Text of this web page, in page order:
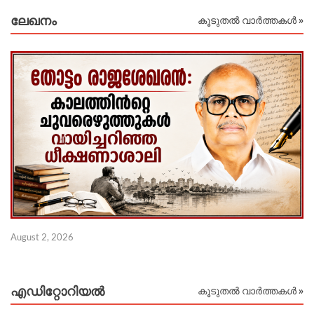
ലേഖനം കൂടുതൽ വാർത്തകൾ »
August 2, 2026
എഡിറ്റോറിയല്‍ കൂടുതൽ വാർത്തകൾ »